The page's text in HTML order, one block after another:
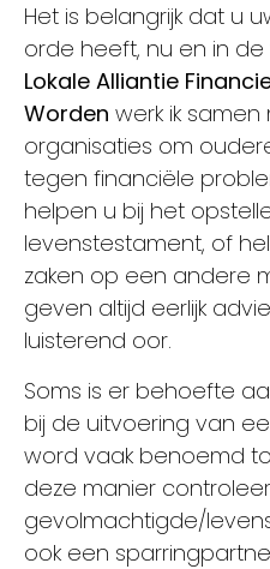
Het is belangrijk dat u
orde heeft, nu en in de
Lokale Alliantie
Worden werk ik
organisaties om
tegen financiële
helpen u bij het
levenstestament, of
zaken op een andere
geven altijd eerlijk
luisterend oor.
Soms is er behoefte
bij de uitvoering van
word vaak benoemd
deze manier
gevolmachtigde/
ook een